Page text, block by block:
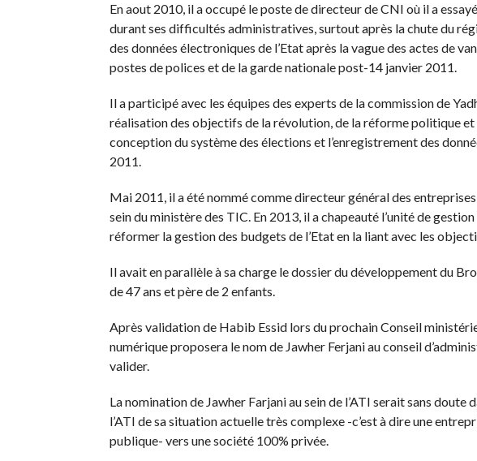
En aout 2010, il a occupé le poste de directeur de CNI où il a
durant ses difficultés administratives, surtout après la chute du
des données électroniques de l’Etat après la vague des actes de
postes de polices et de la garde nationale post-14 janvier 2011.
Il a participé avec les équipes des experts de la commission de
réalisation des objectifs de la révolution, de la réforme politique
conception du système des élections et l’enregistrement des
2011.
Mai 2011, il a été nommé comme directeur général des
sein du ministère des TIC. En 2013, il a chapeauté l’unité de
réformer la gestion des budgets de l’Etat en la liant avec les
Il avait en parallèle à sa charge le dossier du développement du
de 47 ans et père de 2 enfants.
Après validation de Habib Essid lors du prochain Conseil
numérique proposera le nom de Jawher Ferjani au conseil
valider.
La nomination de Jawher Farjani au sein de l’ATI serait sans doute
l’ATI de sa situation actuelle très complexe -c’est à dire une
publique- vers une société 100% privée.